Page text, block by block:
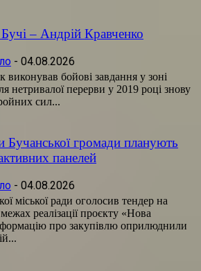
– Андрій Кравченко
- 04.08.2026
виконував бойові завдання у зоні
нетривалої перерви у 2019 році знову
сил...
Бучанської громади планують
панелей
- 04.08.2026
міської ради оголосив тендер на
реалізації проєкту «Нова
про закупівлю оприлюднили